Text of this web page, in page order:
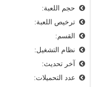
حجم اللعبة:
ترخيص اللعبة:
القسم:
نظام التشغيل:
آخر تحديث:
عدد التحميلات: